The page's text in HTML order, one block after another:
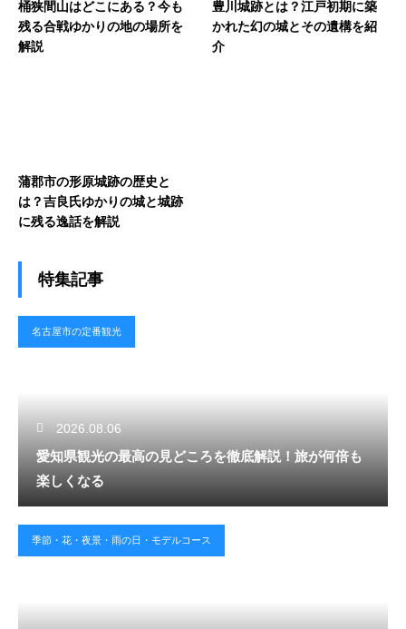
桶狭間山はどこにある？今も
残る合戦ゆかりの地の場所を
解説
豊川城跡とは？江戸初期に築
かれた幻の城とその遺構を紹
介
蒲郡市の形原城跡の歴史と
は？吉良氏ゆかりの城と城跡
に残る逸話を解説
特集記事
名古屋市の定番観光
2026.08.06
愛知県観光の最高の見どころを徹底解説！旅が何倍も
楽しくなる
季節・花・夜景・雨の日・モデルコース